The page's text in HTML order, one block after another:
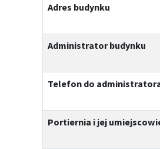
Adres budynku
Administrator budynku
Telefon do
Portiernia i jej